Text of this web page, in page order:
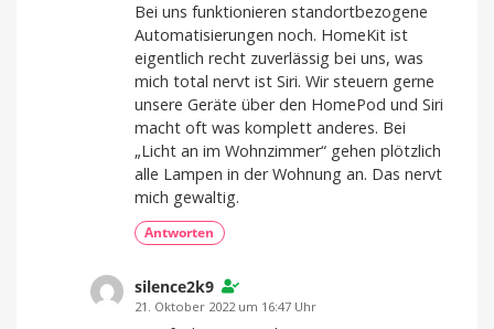
Bei uns funktionieren standortbezogene
Automatisierungen noch. HomeKit ist
eigentlich recht zuverlässig bei uns, was
mich total nervt ist Siri. Wir steuern gerne
unsere Geräte über den HomePod und Siri
macht oft was komplett anderes. Bei
„Licht an im Wohnzimmer“ gehen plötzlich
alle Lampen in der Wohnung an. Das nervt
mich gewaltig.
Antworten
silence2k9
21. Oktober 2022 um 16:47 Uhr